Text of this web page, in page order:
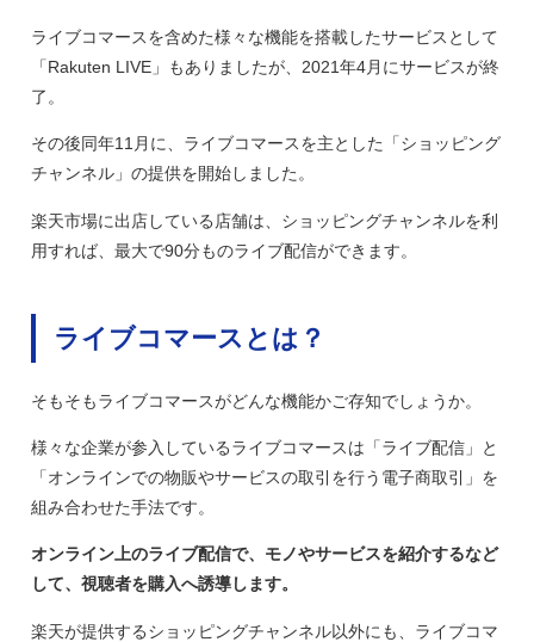
ライブコマースを含めた様々な機能を搭載したサービスとして
「Rakuten LIVE」もありましたが、2021年4月にサービスが終
了。
その後同年11月に、ライブコマースを主とした「ショッピング
チャンネル」の提供を開始しました。
楽天市場に出店している店舗は、ショッピングチャンネルを利
用すれば、最大で90分ものライブ配信ができます。
ライブコマースとは？
そもそもライブコマースがどんな機能かご存知でしょうか。
様々な企業が参入しているライブコマースは「ライブ配信」と
「オンラインでの物販やサービスの取引を行う電子商取引」を
組み合わせた手法です。
オンライン上のライブ配信で、モノやサービスを紹介するなど
して、視聴者を購入へ誘導します。
楽天が提供するショッピングチャンネル以外にも、ライブコマ